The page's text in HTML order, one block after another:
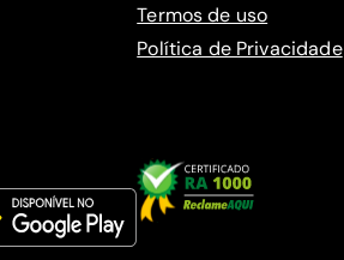
Termos de uso
Política de Privacidade